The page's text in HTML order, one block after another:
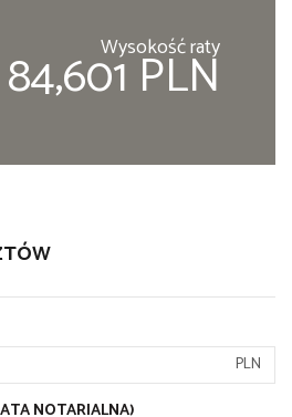
Wysokość raty
84,601 PLN
PLN
NOTARIALNA)